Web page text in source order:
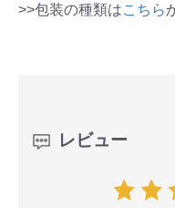
>>包装の種類はこちら
レビュー